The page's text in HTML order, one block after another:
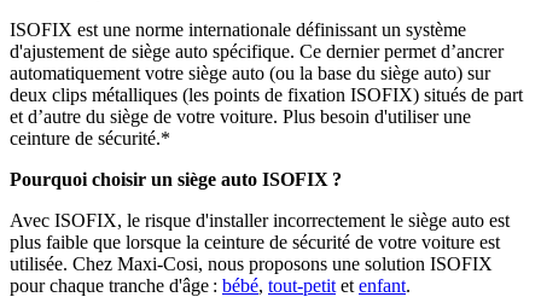
ISOFIX est une norme internationale définissant un système
d'ajustement de siège auto spécifique. Ce dernier permet d’ancrer
automatiquement votre siège auto (ou la base du siège auto) sur
deux clips métalliques (les points de fixation ISOFIX) situés de part
et d’autre du siège de votre voiture. Plus besoin d'utiliser une
ceinture de sécurité.*
Pourquoi choisir un siège auto ISOFIX ?
Avec ISOFIX, le risque d'installer incorrectement le siège auto est
plus faible que lorsque la ceinture de sécurité de votre voiture est
utilisée. Chez Maxi-Cosi, nous proposons une solution ISOFIX
pour chaque tranche d'âge : bébé, tout-petit et enfant.